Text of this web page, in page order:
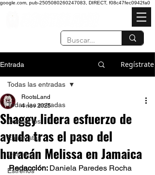
google.com, pub-2505080260247083, DIRECT, f08c47fec0942fa0
Entrada Regístrate
Todas las entradas
Conciertos
Entrevistas
Opinión
Estrenos
Todas las entradas
Shaggy lidera esfuerzo de
ayuda tras el paso del
huracán Melissa en Jamaica
RootsLand
4 nov 2025
Redacción: Daniela Paredes Rocha